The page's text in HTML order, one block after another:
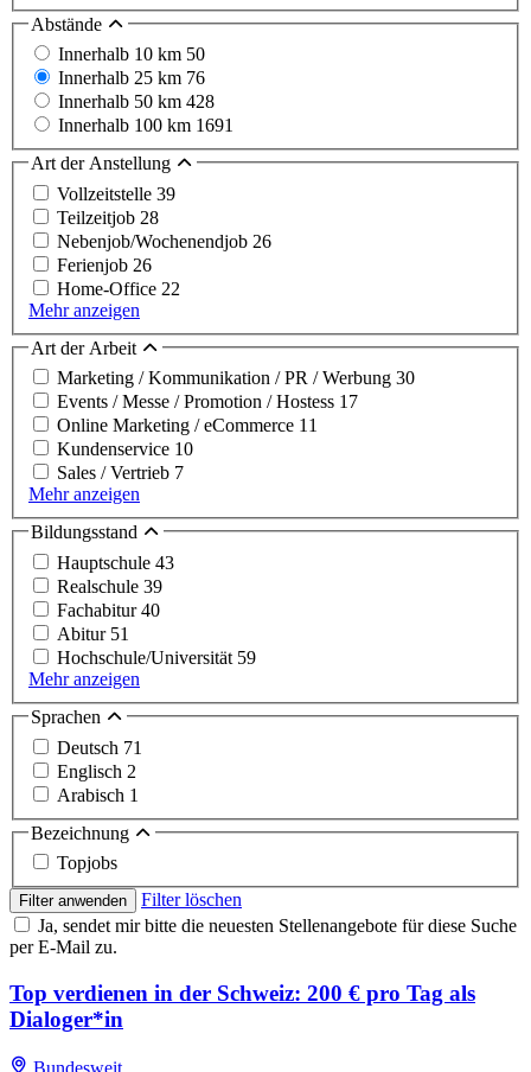
Abstände
Innerhalb 10 km 50
Innerhalb 25 km 76
Innerhalb 50 km 428
Innerhalb 100 km 1691
Art der Anstellung
Vollzeitstelle 39
Teilzeitjob 28
Nebenjob/Wochenendjob 26
Ferienjob 26
Home-Office 22
Mehr anzeigen
Art der Arbeit
Marketing / Kommunikation / PR / Werbung 30
Events / Messe / Promotion / Hostess 17
Online Marketing / eCommerce 11
Kundenservice 10
Sales / Vertrieb 7
Mehr anzeigen
Bildungsstand
Hauptschule 43
Realschule 39
Fachabitur40
Abitur 51
Hochschule/Universität 59
Mehr anzeigen
Sprachen
Deutsch 71
Englisch 2
Arabisch 1
Bezeichnung
Topjobs
Filter anwenden
Filter löschen
Ja, sendet mir bitte die neuesten Stellenangebote für diese Suche
per E-Mail zu.
Top verdienen in der Schweiz: 200 € pro Tag als
Dialoger*in
Bundesweit